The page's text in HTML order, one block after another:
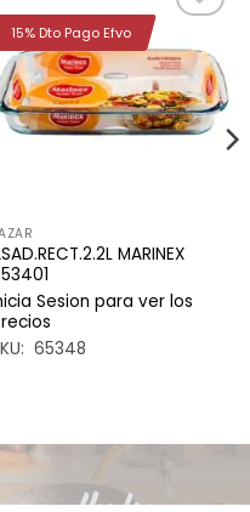
a la
lista de
deseos
MARINEX
Sesion para ver los
65348
15% Dto Pago Efvo